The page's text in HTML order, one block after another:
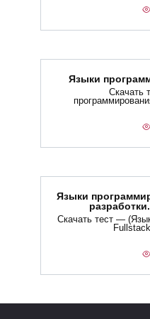
Языки
Скачать
Языки
Скачать тест —